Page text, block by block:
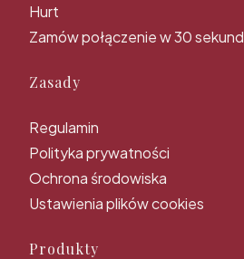
Hurt
Zamów połączenie w 30 sekund
Zasady
Regulamin
Polityka prywatności
Ochrona środowiska
Ustawienia plików cookies
Produkty